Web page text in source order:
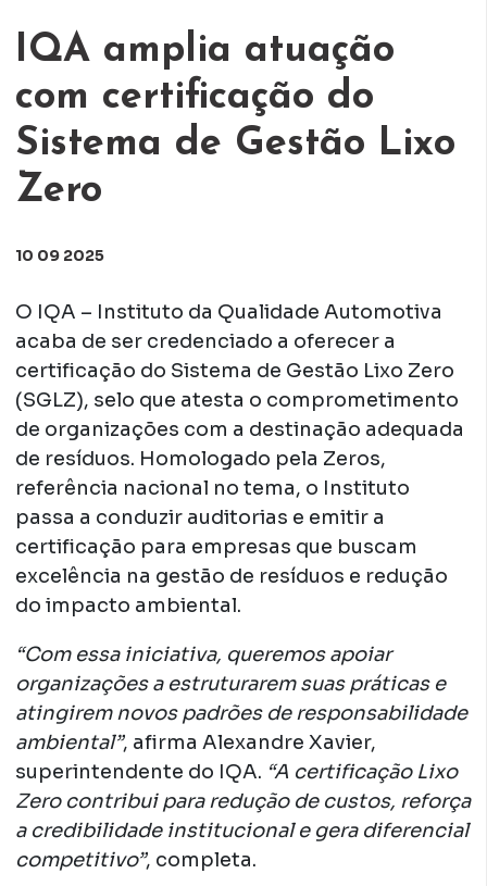
IQA amplia atuação
com certificação do
Sistema de Gestão Lixo
Zero
10 09 2025
O IQA – Instituto da Qualidade Automotiva
acaba de ser credenciado a oferecer a
certificação do Sistema de Gestão Lixo Zero
(SGLZ), selo que atesta o comprometimento
de organizações com a destinação adequada
de resíduos. Homologado pela Zeros,
referência nacional no tema, o Instituto
passa a conduzir auditorias e emitir a
certificação para empresas que buscam
excelência na gestão de resíduos e redução
do impacto ambiental.
“Com essa iniciativa, queremos apoiar
organizações a estruturarem suas práticas e
atingirem novos padrões de responsabilidade
ambiental”, afirma Alexandre Xavier,
superintendente do IQA. “A certificação Lixo
Zero contribui para redução de custos, reforça
a credibilidade institucional e gera diferencial
competitivo”, completa.